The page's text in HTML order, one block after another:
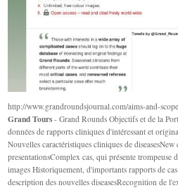
http://www.grandroundsjournal.com/aims-and-
Grand Tours - Grand Rounds Objectifs et de la
données de rapports cliniques d'intéressant et
Nouvelles caractéristiques cliniques de
presentationsComplex cas, qui présente trompeuse
images Historiquement, d'importants rapports de
description des nouvelles diseasesRecognition de